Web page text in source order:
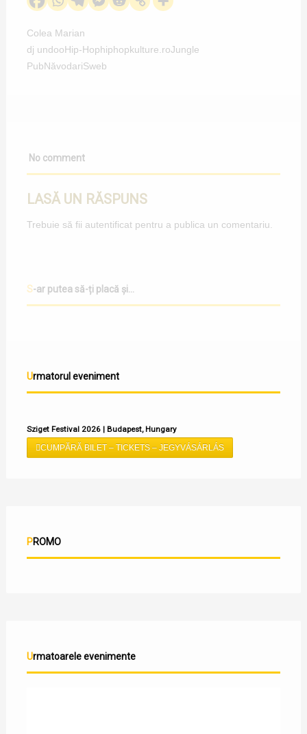
Colea Marian
dj undooHip-Hophiphopkulture.roJungle
PubNăvodariSweb
No comment
LASĂ UN RĂSPUNS
Trebuie să fii autentificatpentru a publica un comentariu.
S-ar putea să-ți placă și...
Urmatorul eveniment
Sziget Festival 2026 | Budapest, Hungary
CUMPĂRĂ BILET – TICKETS – JEGYVÁSÁRLÁS
PROMO
Urmatoarele evenimente